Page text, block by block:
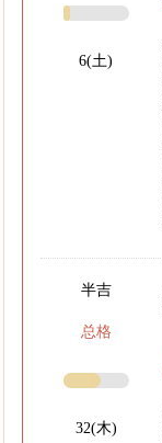
6(土)
半吉
总格
32(木)